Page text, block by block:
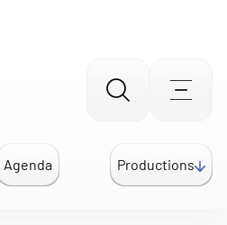
Aller
la
recherche
Agenda Productions